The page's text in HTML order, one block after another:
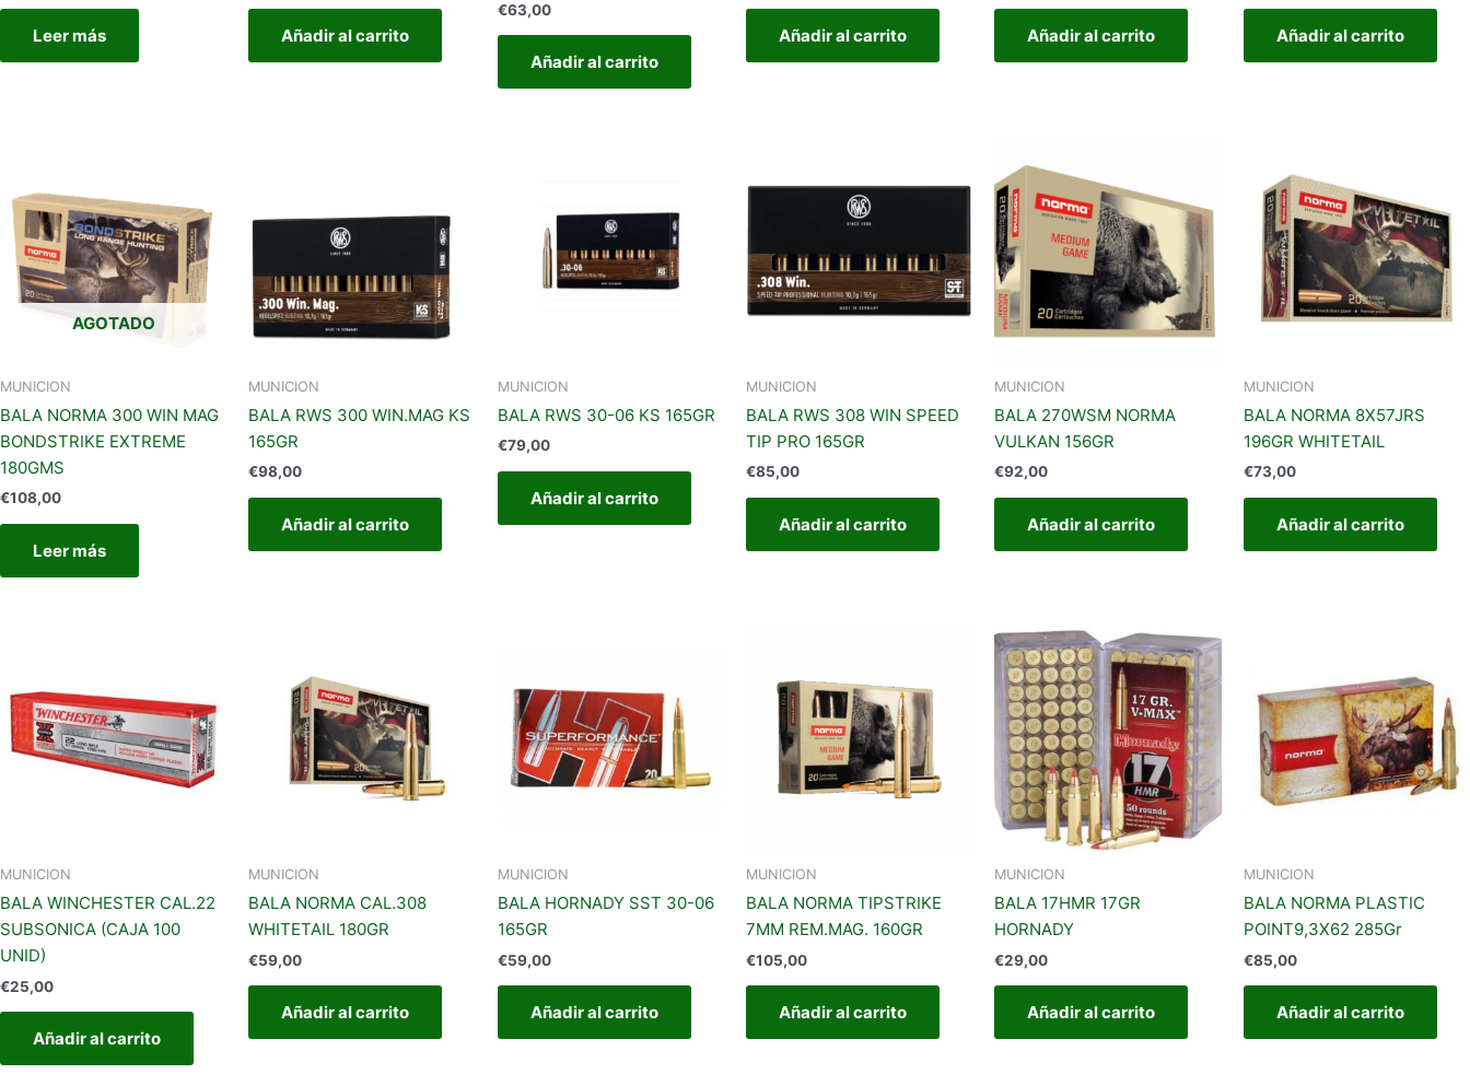
Leer más Añadir al carrito
€63,00
Añadir al carrito
Añadir al carrito Añadir al carrito Añadir al carrito
AGOTADO
MUNICION
BALA NORMA 300 WIN MAG
BONDSTRIKE EXTREME
180GMS
€108,00
Leer más
MUNICION
BALA RWS 300 WIN.MAG KS
165GR
€98,00
Añadir al carrito
MUNICION
BALA RWS 30-06 KS 165GR
€79,00
Añadir al carrito
MUNICION
BALA RWS 308 WIN SPEED
TIP PRO 165GR
€85,00
Añadir al carrito
MUNICION
BALA 270WSM NORMA
VULKAN 156GR
€92,00
Añadir al carrito
MUNICION
BALA NORMA 8X57JRS
196GR WHITETAIL
€73,00
Añadir al carrito
MUNICION
BALA WINCHESTER CAL.22
SUBSONICA (CAJA 100
UNID)
€25,00
Añadir al carrito
MUNICION
BALA NORMA CAL.308
WHITETAIL 180GR
€59,00
Añadir al carrito
MUNICION
BALA HORNADY SST 30-06
165GR
€59,00
Añadir al carrito
MUNICION
BALA NORMA TIPSTRIKE
7MM REM.MAG. 160GR
€105,00
Añadir al carrito
MUNICION
BALA 17HMR 17GR
HORNADY
€29,00
Añadir al carrito
MUNICION
BALA NORMA PLASTIC
POINT9,3X62 285Gr
€85,00
Añadir al carrito